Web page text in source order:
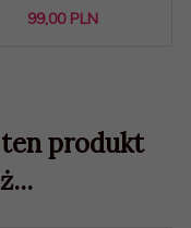
99,00 PLN
produkt